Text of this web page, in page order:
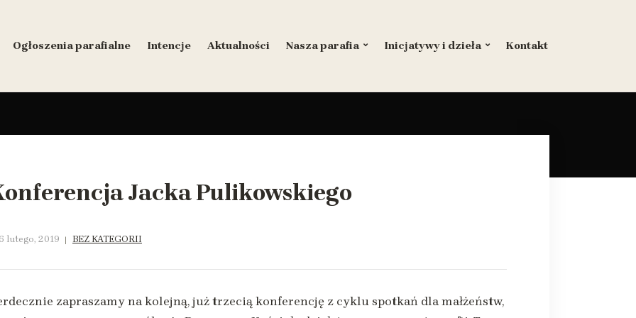
Ogłoszenia parafialne Intencje Aktualności Nasza parafia Inicjatywy i dzieła Kontakt
Jacka Pulikowskiego
lutego, 2019 BEZ KATEGORII
zapraszamy na kolejną, już trzecią konferencję z cyklu spotkań dla małżeństw,